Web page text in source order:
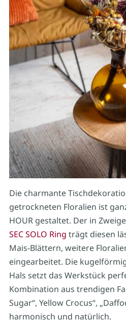
Die charmante
getrockneten Floralien ist
HOUR gestaltet. Der in
SEC SOLO Ring trägt diesen
Mais-Blättern, weitere
eingearbeitet. Die
Hals setzt das Werkstück
Kombination aus trendigen
Sugar“, Yellow Crocus“,
harmonisch und natürlich.